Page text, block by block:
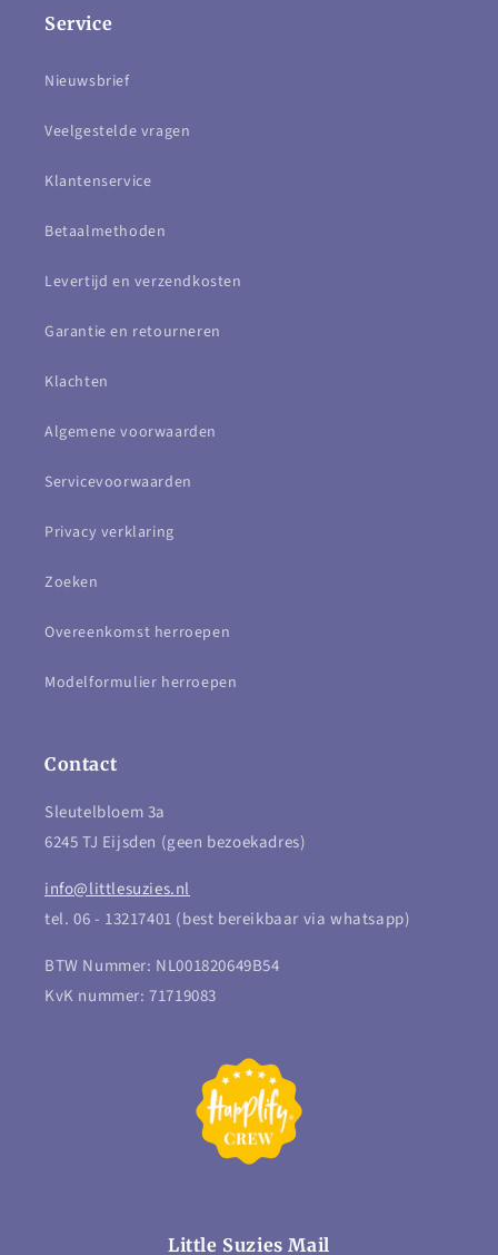
Service
Nieuwsbrief
Veelgestelde vragen
Klantenservice
Betaalmethoden
Levertijd en verzendkosten
Garantie en retourneren
Klachten
Algemene voorwaarden
Servicevoorwaarden
Privacy verklaring
Zoeken
Overeenkomst herroepen
Modelformulier herroepen
Contact
Sleutelbloem 3a
6245 TJ Eijsden (geen bezoekadres)
info@littlesuzies.nl
tel. 06 - 13217401 (best bereikbaar via whatsapp)
BTW Nummer: NL001820649B54
KvK nummer: 71719083
Little Suzies Mail